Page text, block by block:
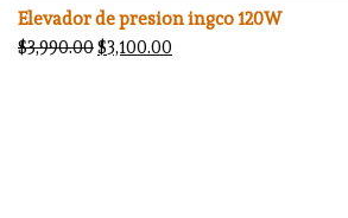
Elevador de presion ingco 120W
$3,990.00El precio original era: $3,990.00.
$3,100.00